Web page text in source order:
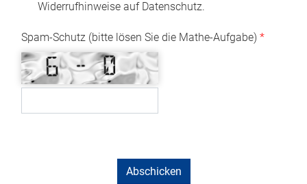
Widerrufhinweise auf Datenschutz.
Spam-Schutz (bitte lösen Sie die Mathe-Aufgabe)